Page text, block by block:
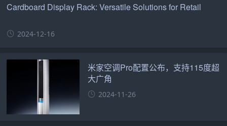
Cardboard Display Rack: Versatile Solutions for Retail
2024-12-16
米家空调Pro配置公布，支持115度超
大广角
2024-11-26